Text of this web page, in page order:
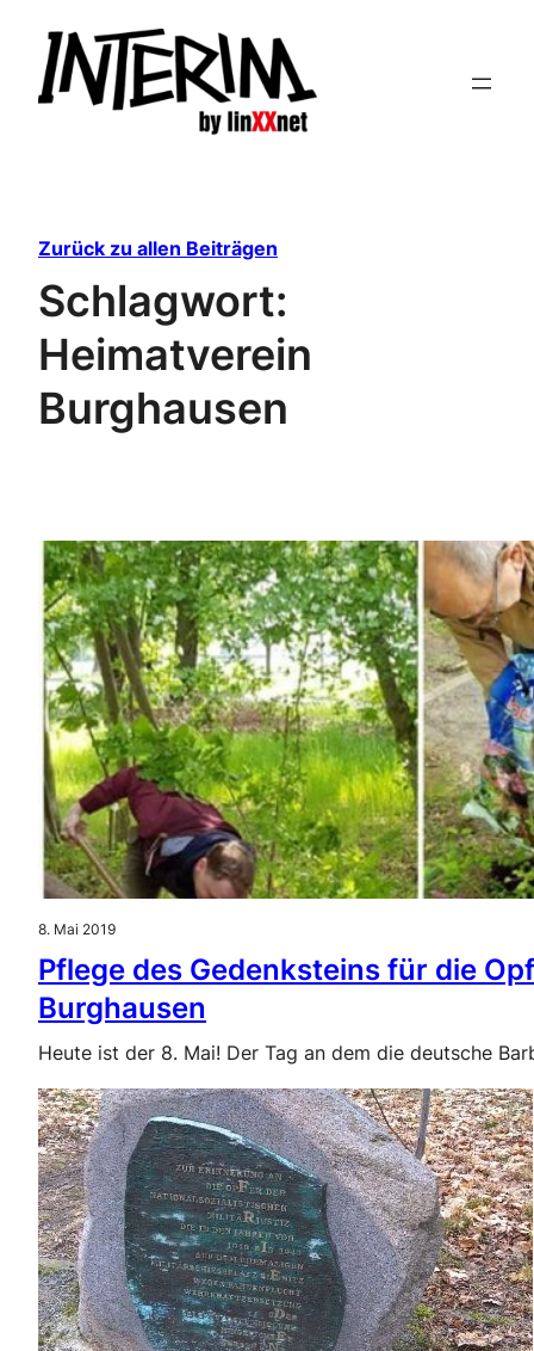
Inhalt
springen
Zurück zu allen Beiträgen
Schlagwort:
Heimatverein
Burghausen
8. Mai 2019
Pflege des Gedenksteins für die
Burghausen
Heute ist der 8. Mai! Der Tag an dem die deutsche